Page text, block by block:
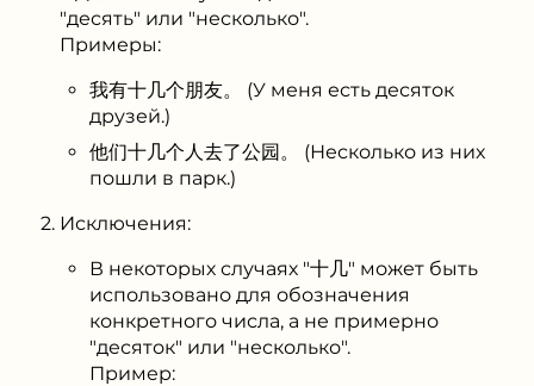
"десять" или "несколько".
Примеры:
我有⼗⼏个朋友。 (У меня есть десяток
друзей.)
他们⼗⼏个人去了公园。 (Несколько из них
пошли в парк.)
Исключения:
В некоторых случаях "⼗⼏" может быть
использовано для обозначения
конкретного числа, а не примерно
"десяток" или "несколько".
Пример: